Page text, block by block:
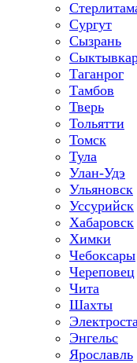
Сургут
Сызрань
Таганрог
Тамбов
Тверь
Тольятти
Томск
Тула
Улан-Удэ
Ульяновск
Уссурийск
Хабаровск
Химки
Чебоксары
Череповец
Чита
Шахты
Энгельс
Ярославль